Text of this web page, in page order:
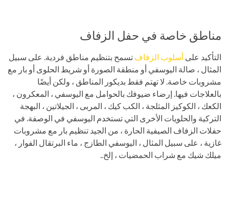
مناطق خاصة في حفل الزفاف
التأكيد على أسلوب الزفاف تسمح بتنظيم مناطق فردية. على سبيل
المثال ، صالة اليوسفي أو منطقة الصورة أو شريط الحلوى أو بار مع
مشروبات خاصة. لا تهتم فقط بديكور المناطق ، ولكن أيضًا
بالعلاجات فيها. إرضاء ضيوفك بالحوامل مع اليوسفي ، المعكرون ،
الكعك ، الكوكيز المثلجة ، الكب كيك ، المربى ، الجيلاتين ، البهجة
التركية والحلويات الأخرى التي تستخدم اليوسفي في الوصفة. في
حفلات الزفاف الصيفية الحارة ، من الجيد تنظيم بار مع مشروبات
غازية ، على سبيل المثال ، اليوسفي الطازج ، ماء البرتقال الفوار ،
ميلك شيك مع شراب الحمضيات ، إلخ..